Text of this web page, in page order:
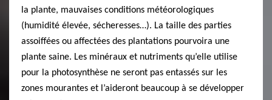
la plante, mauvaises conditions météorologiques
(humidité élevée, sécheresses…). La taille des parties
assoiffées ou affectées des plantations pourvoira une
plante saine. Les minéraux et nutriments qu’elle utilise
pour la photosynthèse ne seront pas entassés sur les
zones mourantes et l’aideront beaucoup à se développer